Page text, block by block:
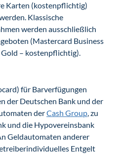
Karten (kostenpflichtig)
Klassische
werden ausschließlich
(Mastercard Business
– kostenpflichtig).
für Barverfügungen
der Deutschen Bank und der
derCash Group, zu
und die Hypovereinsbank
Geldautomaten anderer
Entgelt